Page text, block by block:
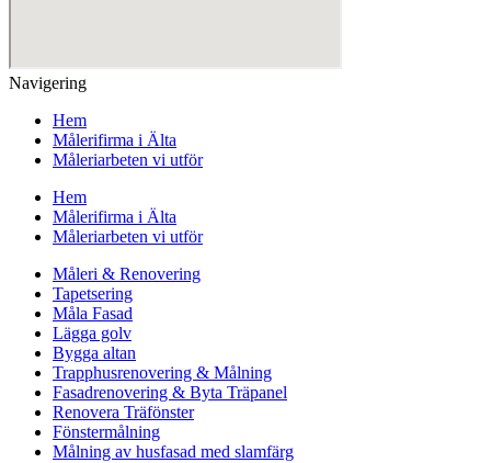
Navigering
Hem
Målerifirma i Älta
Måleriarbeten vi utför
Hem
Målerifirma i Älta
Måleriarbeten vi utför
Måleri & Renovering
Tapetsering
Måla Fasad
Lägga golv
Bygga altan
Trapphusrenovering & Målning
Fasadrenovering & Byta Träpanel
Renovera Träfönster
Fönstermålning
Målning av husfasad med slamfärg